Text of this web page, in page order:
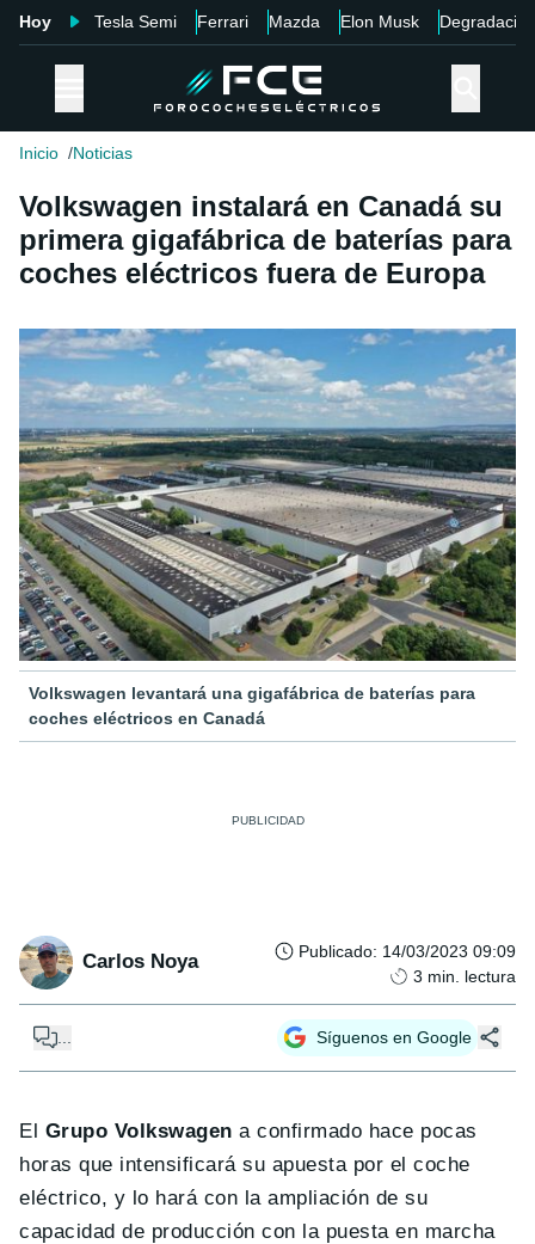
Hoy Tesla Semi Ferrari Mazda Elon Musk Degradación
Inicio Noticias
Volkswagen instalará en Canadá su
primera gigafábrica de baterías para
coches eléctricos fuera de Europa
Volkswagen levantará una gigafábrica de baterías para
coches eléctricos en Canadá
Carlos Noya Publicado: 14/03/2023 09:09
3 min. lectura
Síguenos en Google
El Grupo Volkswagen a confirmado hace pocas
horas que intensificará su apuesta por el coche
eléctrico, y lo hará con la ampliación de su
capacidad de producción con la puesta en marcha